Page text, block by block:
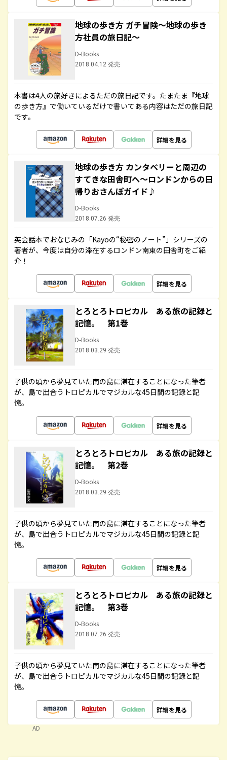
地球の歩き方 ガチ冒険～地球の歩き
方社員の旅日記～
D-Books
2018.04.12 発売
本書は4人の旅好きによるただの旅日記です。たまたま『地球
の歩き方』で働いているだけで書いてある内容はただの旅日記
です。
詳細を見る
地球の歩き方 カンタベリーと周辺の
すてきな田舎町へ～ロンドンからの日
帰りおさんぽガイド♪
D-Books
2018.07.26 発売
英会話本でおなじみの「Kayoの“秘密のノート”」シリーズの
著者が、今度は自分の滞在するロンドン南東の田舎町をご紹
介！
詳細を見る
とろとろトロピカル ある旅の記録と
記憶。 第1巻
D-Books
2018.03.29 発売
子供の頃から夢見ていた南の島に滞在することになった筆者
が、島で出合うトロピカルでマジカルな45日間の記録と記
憶。
詳細を見る
とろとろトロピカル ある旅の記録と
記憶。 第2巻
D-Books
2018.03.29 発売
子供の頃から夢見ていた南の島に滞在することになった筆者
が、島で出合うトロピカルでマジカルな45日間の記録と記
憶。
詳細を見る
とろとろトロピカル ある旅の記録と
記憶。 第3巻
D-Books
2018.07.26 発売
子供の頃から夢見ていた南の島に滞在することになった筆者
が、島で出合うトロピカルでマジカルな45日間の記録と記
憶。
詳細を見る
AD